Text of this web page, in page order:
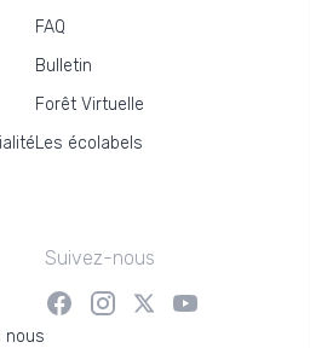
FAQ
Bulletin
Forêt Virtuelle
Les écolabels
nous
Suivez-nous